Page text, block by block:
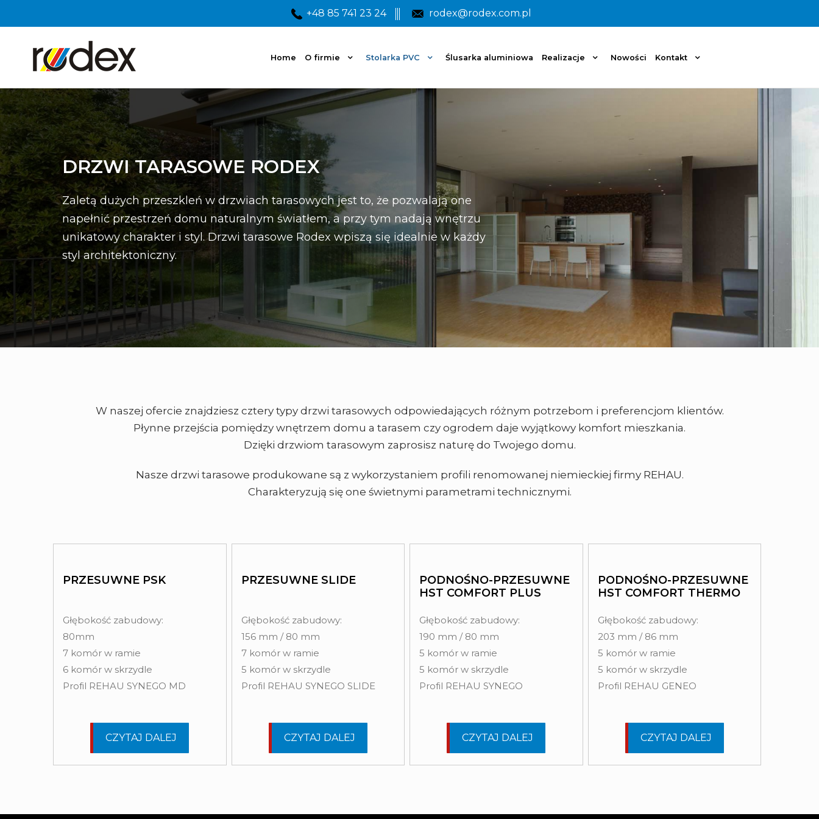
+48 85 741 23 24 rodex@rodex.com.pl
Home O firmie Stolarka PVC Ślusarka aluminiowa Realizacje Nowości Kontakt
DRZWI TARASOWE RODEX
Zaletą dużych przeszkleń w drzwiach tarasowych jest to, że pozwalają one
napełnić przestrzeń domu naturalnym światłem, a przy tym nadają wnętrzu
unikatowy charakter i styl. Drzwi tarasowe Rodex wpiszą się idealnie w każdy
styl architektoniczny.
W naszej ofercie znajdziesz cztery typy drzwi tarasowych odpowiedających różnym potrzebom i preferencjom klientów.
Płynne przejścia pomiędzy wnętrzem domu a tarasem czy ogrodem daje wyjątkowy komfort mieszkania.
Dzięki drzwiom tarasowym zaprosisz naturę do Twojego domu.
Nasze drzwi tarasowe produkowane są z wykorzystaniem profili renomowanej niemieckiej firmy REHAU.
Charakteryzują się one świetnymi parametrami technicznymi.
PRZESUWNE PSK
Głębokość zabudowy:
80mm
7 komór w ramie
6 komór w skrzydle
Profil REHAU SYNEGO MD
CZYTAJ DALEJ
PRZESUWNE SLIDE
Głębokość zabudowy:
156 mm / 80 mm
7 komór w ramie
5 komór w skrzydle
Profil REHAU SYNEGO SLIDE
CZYTAJ DALEJ
PODNOŚNO-PRZESUWNE
HST COMFORT PLUS
Głębokość zabudowy:
190 mm / 80 mm
5 komór w ramie
5 komór w skrzydle
Profil REHAU SYNEGO
CZYTAJ DALEJ
PODNOŚNO-PRZESUWNE
HST COMFORT THERMO
Głębokość zabudowy:
203 mm / 86 mm
5 komór w ramie
5 komór w skrzydle
Profil REHAU GENEO
CZYTAJ DALEJ